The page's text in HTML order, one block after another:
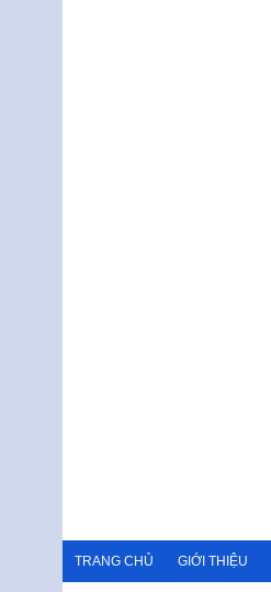
TRANG CHỦ GIỚI THIỆU